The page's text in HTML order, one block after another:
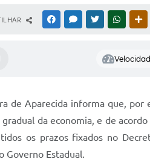
FACEBOOKMESSENGER
TWITTER
de Aparecida informa que, por
da economia, e de
os prazos fixados no
Governo Estadual.